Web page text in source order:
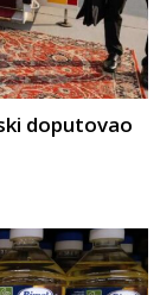
doputovao